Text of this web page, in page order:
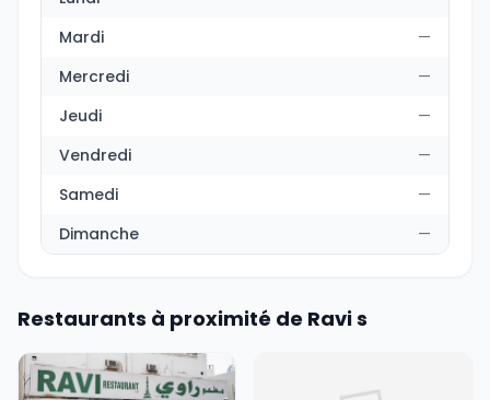
Mardi
—
Mercredi
—
Jeudi
—
Vendredi
—
Samedi
—
Dimanche
—
Restaurants à proximité de Ravi s